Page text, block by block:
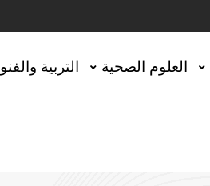
العلوم الصحية التربية